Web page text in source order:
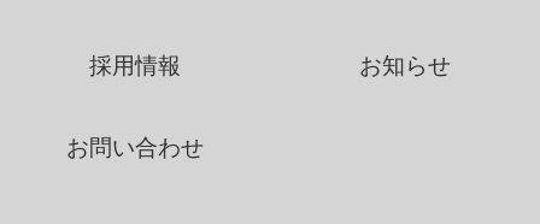
採用情報 お知らせ
お問い合わせ